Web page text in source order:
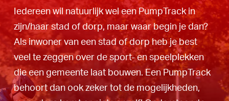
Iedereen wil natuurlijk wel een PumpTrack in
zijn/haar stad of dorp, maar waar begin je dan?
Als inwoner van een stad of dorp heb je best
veel te zeggen over de sport- en speelplekken
die een gemeente laat bouwen. Een PumpTrack
behoort dan ook zeker tot de mogelijkheden,